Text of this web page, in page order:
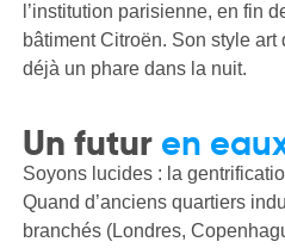
l’institution parisienne, en fin
bâtiment Citroën. Son style
déjà un phare dans la nuit.
Un futur en
Soyons lucides : la
Quand d’anciens quartiers
branchés (Londres,